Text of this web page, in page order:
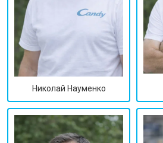
Николай Науменко